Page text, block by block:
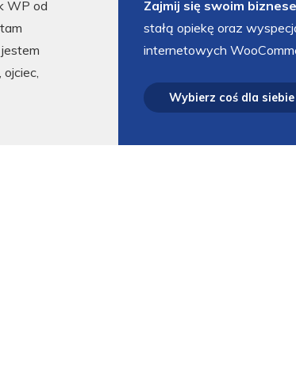
WP od
Zajmij się swoim
stałą opiekę oraz
internetowych
Wybierz coś dla siebie